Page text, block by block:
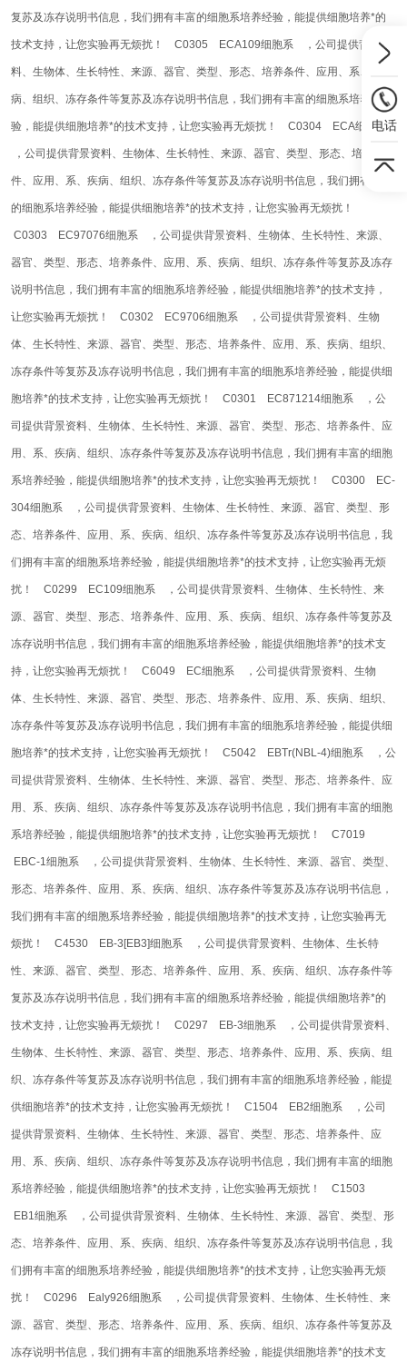
复苏及冻存说明书信息，我们拥有丰富的细胞系培养经验，能提供细胞培养*的
技术支持，让您实验再无烦扰！ C0305 ECA109细胞系 ，公司提供背景资
料、生物体、生长特性、来源、器官、类型、形态、培养条件、应用、系、疾
病、组织、冻存条件等复苏及冻存说明书信息，我们拥有丰富的细胞系培养经
验，能提供细胞培养*的技术支持，让您实验再无烦扰！ C0304 ECA细胞系
，公司提供背景资料、生物体、生长特性、来源、器官、类型、形态、培养条
件、应用、系、疾病、组织、冻存条件等复苏及冻存说明书信息，我们拥有丰富
的细胞系培养经验，能提供细胞培养*的技术支持，让您实验再无烦扰！
C0303 EC97076细胞系 ，公司提供背景资料、生物体、生长特性、来源、
器官、类型、形态、培养条件、应用、系、疾病、组织、冻存条件等复苏及冻存
说明书信息，我们拥有丰富的细胞系培养经验，能提供细胞培养*的技术支持，
让您实验再无烦扰！ C0302 EC9706细胞系 ，公司提供背景资料、生物
体、生长特性、来源、器官、类型、形态、培养条件、应用、系、疾病、组织、
冻存条件等复苏及冻存说明书信息，我们拥有丰富的细胞系培养经验，能提供细
胞培养*的技术支持，让您实验再无烦扰！ C0301 EC871214细胞系 ，公
司提供背景资料、生物体、生长特性、来源、器官、类型、形态、培养条件、应
用、系、疾病、组织、冻存条件等复苏及冻存说明书信息，我们拥有丰富的细胞
系培养经验，能提供细胞培养*的技术支持，让您实验再无烦扰！ C0300 EC-
304细胞系 ，公司提供背景资料、生物体、生长特性、来源、器官、类型、形
态、培养条件、应用、系、疾病、组织、冻存条件等复苏及冻存说明书信息，我
们拥有丰富的细胞系培养经验，能提供细胞培养*的技术支持，让您实验再无烦
扰！ C0299 EC109细胞系 ，公司提供背景资料、生物体、生长特性、来
源、器官、类型、形态、培养条件、应用、系、疾病、组织、冻存条件等复苏及
冻存说明书信息，我们拥有丰富的细胞系培养经验，能提供细胞培养*的技术支
持，让您实验再无烦扰！ C6049 EC细胞系 ，公司提供背景资料、生物
体、生长特性、来源、器官、类型、形态、培养条件、应用、系、疾病、组织、
冻存条件等复苏及冻存说明书信息，我们拥有丰富的细胞系培养经验，能提供细
胞培养*的技术支持，让您实验再无烦扰！ C5042 EBTr(NBL-4)细胞系 ，公
司提供背景资料、生物体、生长特性、来源、器官、类型、形态、培养条件、应
用、系、疾病、组织、冻存条件等复苏及冻存说明书信息，我们拥有丰富的细胞
系培养经验，能提供细胞培养*的技术支持，让您实验再无烦扰！ C7019
EBC-1细胞系 ，公司提供背景资料、生物体、生长特性、来源、器官、类型、
形态、培养条件、应用、系、疾病、组织、冻存条件等复苏及冻存说明书信息，
我们拥有丰富的细胞系培养经验，能提供细胞培养*的技术支持，让您实验再无
烦扰！ C4530 EB-3[EB3]细胞系 ，公司提供背景资料、生物体、生长特
性、来源、器官、类型、形态、培养条件、应用、系、疾病、组织、冻存条件等
复苏及冻存说明书信息，我们拥有丰富的细胞系培养经验，能提供细胞培养*的
技术支持，让您实验再无烦扰！ C0297 EB-3细胞系 ，公司提供背景资料、
生物体、生长特性、来源、器官、类型、形态、培养条件、应用、系、疾病、组
织、冻存条件等复苏及冻存说明书信息，我们拥有丰富的细胞系培养经验，能提
供细胞培养*的技术支持，让您实验再无烦扰！ C1504 EB2细胞系 ，公司
提供背景资料、生物体、生长特性、来源、器官、类型、形态、培养条件、应
用、系、疾病、组织、冻存条件等复苏及冻存说明书信息，我们拥有丰富的细胞
系培养经验，能提供细胞培养*的技术支持，让您实验再无烦扰！ C1503
EB1细胞系 ，公司提供背景资料、生物体、生长特性、来源、器官、类型、形
态、培养条件、应用、系、疾病、组织、冻存条件等复苏及冻存说明书信息，我
们拥有丰富的细胞系培养经验，能提供细胞培养*的技术支持，让您实验再无烦
扰！ C0296 Ealy926细胞系 ，公司提供背景资料、生物体、生长特性、来
源、器官、类型、形态、培养条件、应用、系、疾病、组织、冻存条件等复苏及
冻存说明书信息，我们拥有丰富的细胞系培养经验，能提供细胞培养*的技术支
电话